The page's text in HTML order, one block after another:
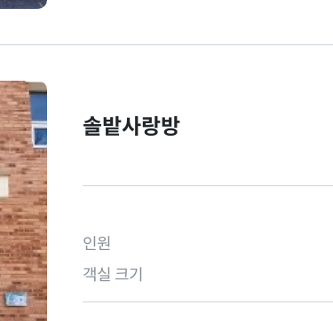
솔밭사랑방
인원
객실 크기